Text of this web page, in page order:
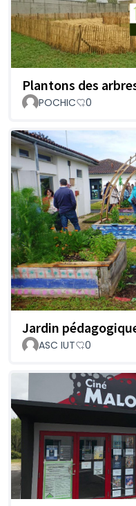
Plantons des
POCHIC
0
Jardin
ASC IUT
0